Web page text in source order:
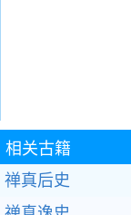
相关古籍
禅真后史